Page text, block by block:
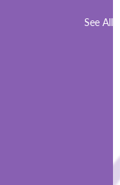
See All